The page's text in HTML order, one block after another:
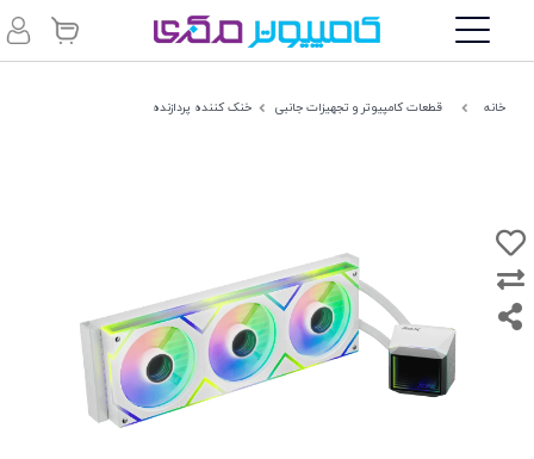
خانه قطعات کامپیوتر و تجهیزات جانبی خنک کننده پردازنده